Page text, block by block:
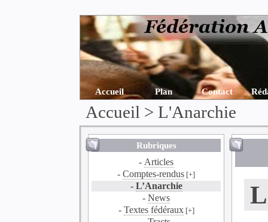
Accueil Plan Contact
Accueil >L'Anarchie
Rubriques
- Articles
-Comptes-rendus [+]
- L’Anarchie
-News
- Textes fédéraux[+]